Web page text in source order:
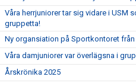
Våra herrjuniorer tar sig vidare i USM
gruppetta!
Ny organsiation på Sportkontoret
Våra damjuniorer var överlägsna i
Årskrönika 2025